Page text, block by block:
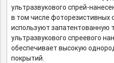
ультразвуковогоспрей-
в том числе фоторезистивных
используют запатентованную
ультразвукового спреевого
обеспечивает высокую
покрытий.